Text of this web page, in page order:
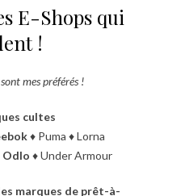
E-Shops qui
!
mes préférés !
cultes
♦ Puma ♦ Lorna
Odlo ♦ Under Armour
marques de prêt-à-